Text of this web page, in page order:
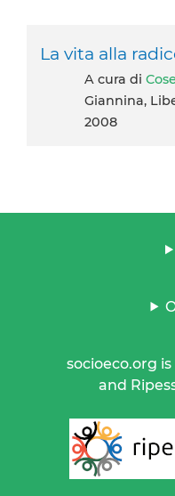
La vita alla
A cura di
Giannina,
2008
socioeco.org
and